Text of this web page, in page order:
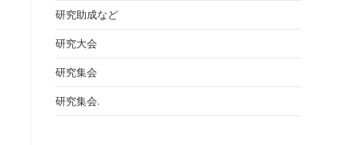
研究助成など
研究大会
研究集会
研究集会.